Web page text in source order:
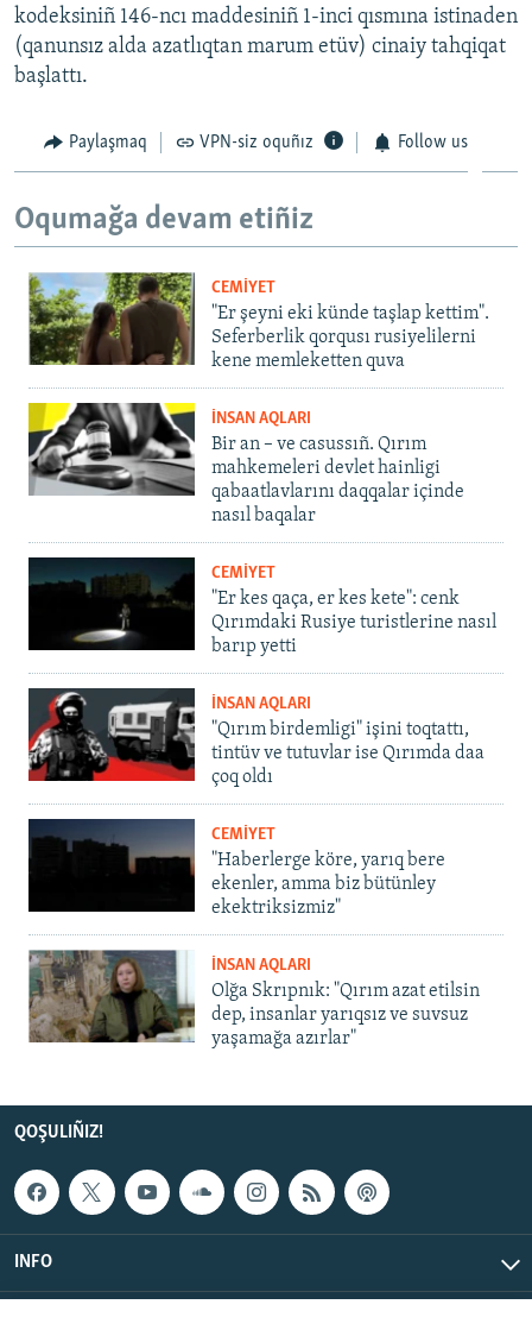
kodeksiniñ 146-ncı maddesiniñ 1-inci qısmına istinaden
(qanunsız alda azatlıqtan marum etüv) cinaiy tahqiqat
başlattı.
Paylaşmaq VPN-siz oquñız Follow us
Oqumağa devam etiñiz
CEMİYET
"Er şeyni eki künde taşlap kettim".
Seferberlik qorqusı rusiyelilerni
kene memleketten quva
İNSAN AQLARI
Bir an – ve casussıñ. Qırım
mahkemeleri devlet hainligi
qabaatlavlarını daqqalar içinde
nasıl baqalar
CEMİYET
"Er kes qaça, er kes kete": cenk
Qırımdaki Rusiye turistlerine nasıl
barıp yetti
İNSAN AQLARI
"Qırım birdemligi" işini toqtattı,
tintüv ve tutuvlar ise Qırımda daa
çoq oldı
CEMİYET
"Haberlerge köre, yarıq bere
ekenler, amma biz bütünley
ekektriksizmiz"
İNSAN AQLARI
Olğa Skrıpnık: "Qırım azat etilsin
dep, insanlar yarıqsız ve suvsuz
yaşamağa azırlar"
QOŞULIÑIZ!
INFO